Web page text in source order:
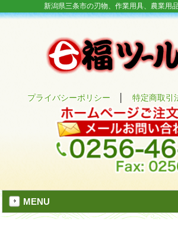
新潟県三条市の刃物、作業用具、農業用
プライバシーポリシー │特定商取引
MENU